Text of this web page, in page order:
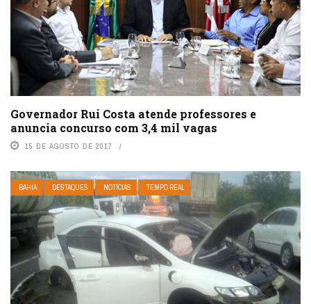
Governador Rui Costa atende professores e
anuncia concurso com 3,4 mil vagas
15 DE AGOSTO DE 2017
BAHIA DESTAQUES NOTÍCIAS TEMPO REAL